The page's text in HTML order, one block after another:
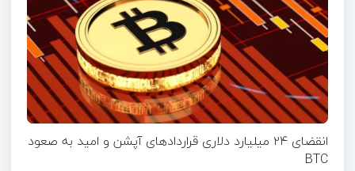
انقضای ۲۴ میلیارد دلاری قرارداد‌های آپشن‌ و امید به صعود
BTC